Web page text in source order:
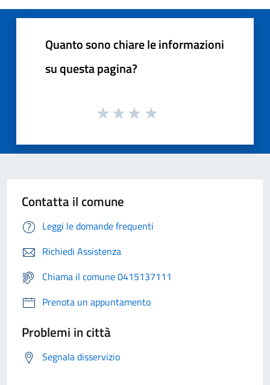
Quanto sono chiare le informazioni
su questa pagina?
Contatta il comune
Leggi le domande frequenti
Richiedi Assistenza
Chiama il comune 0415137111
Prenota un appuntamento
Problemi in città
Segnala disservizio